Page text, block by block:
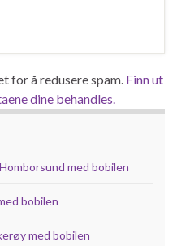
for å redusere spam. Finn ut
dine behandles.
med bobilen
bobilen
med bobilen